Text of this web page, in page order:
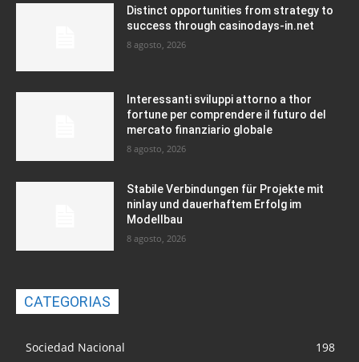
Distinct opportunities from strategy to
success through casinodays-in.net
8 agosto, 2026
Interessanti sviluppi attorno a thor
fortune per comprendere il futuro del
mercato finanziario globale
8 agosto, 2026
Stabile Verbindungen für Projekte mit
ninlay und dauerhaftem Erfolg im
Modellbau
8 agosto, 2026
CATEGORIAS
Sociedad Nacional
198